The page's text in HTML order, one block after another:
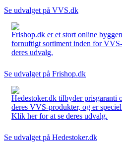
Se udvalget på VVS.dk
Frishop.dk er et stort online
fornuftigt sortiment inden for
deres udvalg.
Se udvalget på Frishop.dk
Hedestoker.dk tilbyder prisgaranti
deres VVS-produkter, og er
Klik her for at se deres udvalg.
Se udvalget på Hedestoker.dk